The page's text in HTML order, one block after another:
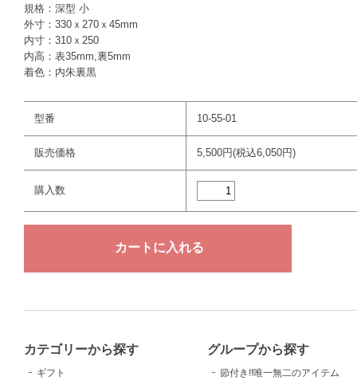
規格：深型 小
外寸：330ｘ270ｘ45mm
内寸：310ｘ250
内高：表35mm,裏5mm
着色：内朱裏黒
型番 10-55-01
販売価格 5,500円(税込6,050円)
購入数
カテゴリーから探す
ギフト
グループから探す
節付き!!唯一無二のアイテム